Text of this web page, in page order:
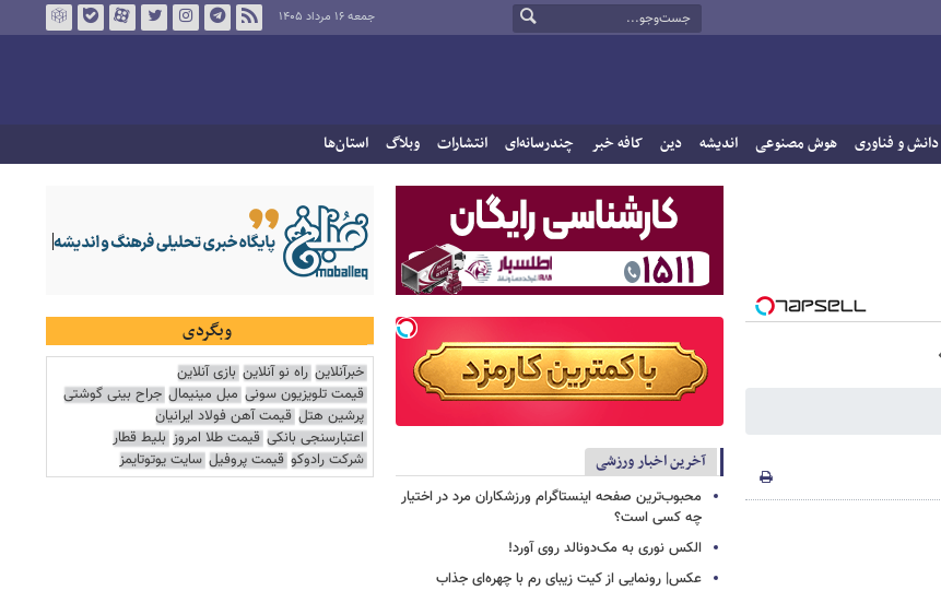
جمعه ۱۶ مرداد ۱۴۰۵
دانش و فناوری هوش مصنوعی اندیشه دین کافه خبر چندرسانه‌ای انتشارات وبلاگ استان‌ها
آخرین اخبار ورزشی
محبوب‌ترین صفحه اینستاگرام ورزشکاران مرد در اختیار
چه کسی است؟
الکس نوری به مک‌دونالد روی آورد!
عکس| رونمایی از کیت زیبای رم با چهره‌ای جذاب
وبگردی
خبرآنلاین راه نو آنلاین بازی آنلاین
قیمت تلویزیون سونی مبل مینیمال جراح بینی گوشتی
پرشین هتل قیمت آهن فولاد ایرانیان
اعتبارسنجی بانکی قیمت طلا امروز بلیط قطار
شرکت رادوکو قیمت پروفیل سایت یوتوتایمز